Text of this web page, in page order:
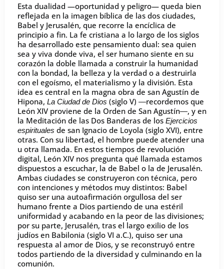
Esta dualidad —oportunidad y peligro— queda bien
reflejada en la imagen bíblica de las dos ciudades,
Babel y Jerusalén, que recorre la encíclica de
principio a fin. La fe cristiana a lo largo de los siglos
ha desarrollado este pensamiento dual: sea quien
sea y viva donde viva, el ser humano siente en su
corazón la doble llamada a construir la humanidad
con la bondad, la belleza y la verdad o a destruirla
con el egoísmo, el materialismo y la división. Esta
idea es central en la magna obra de san Agustín de
Hipona, La Ciudad de Dios (siglo V) ―recordemos que
León XIV proviene de la Orden de San Agustín―, y en
la Meditación de las Dos Banderas de los Ejercicios
espirituales de san Ignacio de Loyola (siglo XVI), entre
otras. Con su libertad, el hombre puede atender una
u otra llamada. En estos tiempos de revolución
digital, León XIV nos pregunta qué llamada estamos
dispuestos a escuchar, la de Babel o la de Jerusalén.
Ambas ciudades se construyeron con técnica, pero
con intenciones y métodos muy distintos: Babel
quiso ser una autoafirmación orgullosa del ser
humano frente a Dios partiendo de una estéril
uniformidad y acabando en la peor de las divisiones;
por su parte, Jerusalén, tras el largo exilio de los
judíos en Babilonia (siglo VI a.C.), quiso ser una
respuesta al amor de Dios, y se reconstruyó entre
todos partiendo de la diversidad y culminando en la
comunión.